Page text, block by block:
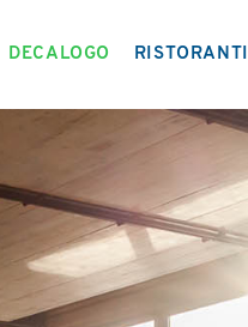
DECALOGO RISTORANTI